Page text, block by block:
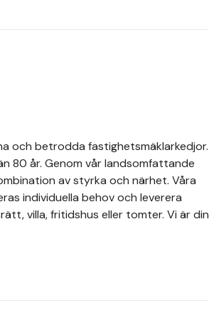
och betrodda fastighetsmäklarkedjor.
80 år. Genom vår landsomfattande
av styrka och närhet. Våra
individuella behov och leverera
villa, fritidshus eller tomter. Vi är din